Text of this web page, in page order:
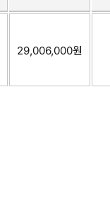
29,006,000원